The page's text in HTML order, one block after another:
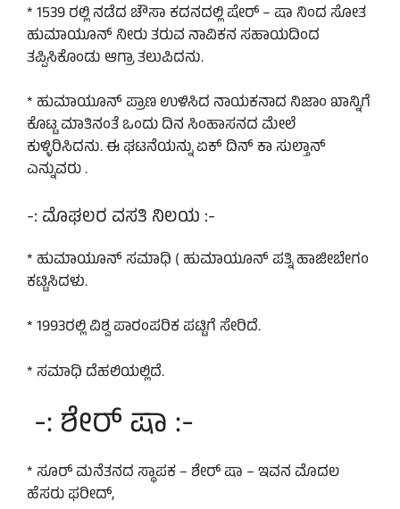
* 1539 ರಲ್ಲಿ ನಡೆದ ಚೌಸಾ ಕದನದಲ್ಲಿ ಷೇರ್ – ಷಾ ನಿಂದ ಸೋತ
ಹುಮಾಯೂನ್ ನೀರು ತರುವ ನಾವಿಕನ ಸಹಾಯದಿಂದ
ತಪ್ಪಿಸಿಕೊಂಡು ಆಗ್ರಾ ತಲುಪಿದನು.
* ಹುಮಾಯೂನ್ ಪ್ರಾಣ ಉಳಿಸಿದ ನಾಯಕನಾದ ನಿಜಾಂ ಖಾನ್ನಿಗೆ
ಕೊಟ್ಟ ಮಾತಿನಂತೆ ಒಂದು ದಿನ ಸಿಂಹಾಸನದ ಮೇಲೆ
ಕುಳ್ಳಿರಿಸಿದನು. ಈ ಘಟನೆಯನ್ನು ಏಕ್ ದಿನ್ ಕಾ ಸುಲ್ತಾನ್
ಎನ್ನುವರು .
-: ಮೊಘಲರ ವಸತಿ ನಿಲಯ :-
* ಹುಮಾಯೂನ್ ಸಮಾಧಿ ( ಹುಮಾಯೂನ್ ಪತ್ನಿ ಹಾಜೀಬೇಗಂ
ಕಟ್ಟಿಸಿದಳು.
* 1993ರಲ್ಲಿ ವಿಶ್ವ ಪಾರಂಪರಿಕ ಪಟ್ಟಿಗೆ ಸೇರಿದೆ.
* ಸಮಾಧಿ ದೆಹಲಿಯಲ್ಲಿದೆ.
-: ಶೇರ್ ಷಾ :-
* ಸೂರ್ ಮನೆತನದ ಸ್ಥಾಪಕ – ಶೇರ್ ಷಾ – ಇವನ ಮೊದಲ
ಹೆಸರು ಫರೀದ್,